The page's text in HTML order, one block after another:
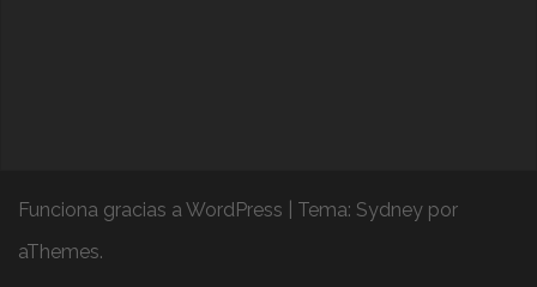
Funciona gracias a WordPress Tema: Sydney por
aThemes.